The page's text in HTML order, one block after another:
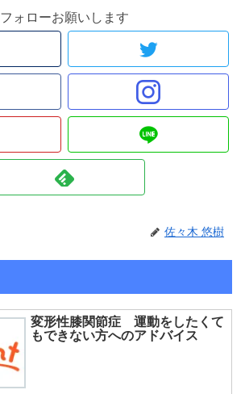
フォローお願いします
佐々木 悠樹
変形性膝関節症 運動をしたくて
もできない方へのアドバイス